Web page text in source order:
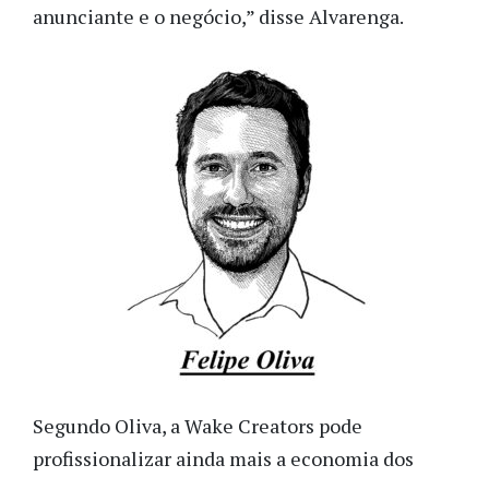
anunciante e o negócio,” disse Alvarenga.
Segundo Oliva, a Wake Creators pode
profissionalizar ainda mais a economia dos